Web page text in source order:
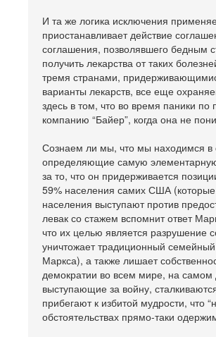
И та же логика исключения
приостанавливает действие
соглашения, позволявшего бедным
получить лекарства от таких
тремя странами,
варианты лекарств, все еще
здесь в том, что во время паники
компанию “Байер”, когда она не
Сознаем ли мы, что мы находимся в
определяющие самую
за то, что он придерживается
59% населения самих США
населения выступают против
левак со стажем вспомнит ответ
что их целью является разрушение
уничтожает традиционный
Маркса), а также лишает
демократии во всем мире, на
выступающие за войну,
прибегают к избитой мудрости, что
обстоятельствах прямо-таки